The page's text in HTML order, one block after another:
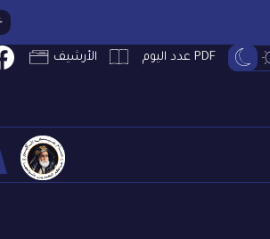
PDF عدد اليوم الأرشيف